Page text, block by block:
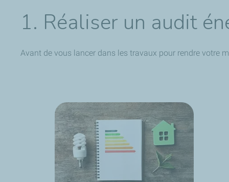
1. Réaliser un audit
Avant de vous lancer dans les travaux pour rendre votre